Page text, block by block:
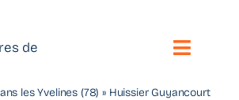
Toggle
les Yvelines (78) » Huissier Guyancourt